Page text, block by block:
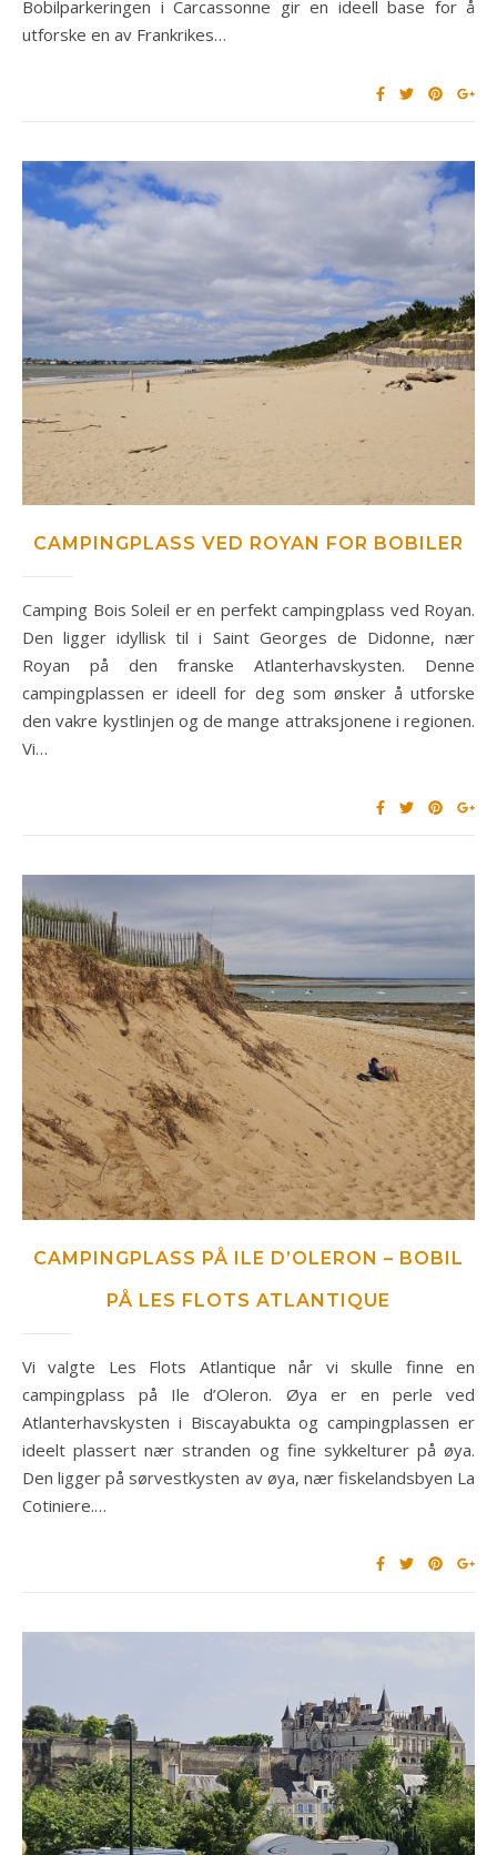
Bobilparkeringen i Carcassonne gir en ideell base for å
utforske en av Frankrikes…
CAMPINGPLASS VED ROYAN FOR BOBILER
Camping Bois Soleil er en perfekt campingplass ved Royan.
Den ligger idyllisk til i Saint Georges de Didonne, nær
Royan på den franske Atlanterhavskysten. Denne
campingplassen er ideell for deg som ønsker å utforske
den vakre kystlinjen og de mange attraksjonene i regionen.
Vi…
CAMPINGPLASS PÅ ILE D’OLERON – BOBIL
PÅ LES FLOTS ATLANTIQUE
Vi valgte Les Flots Atlantique når vi skulle finne en
campingplass på Ile d’Oleron. Øya er en perle ved
Atlanterhavskysten i Biscayabukta og campingplassen er
ideelt plassert nær stranden og fine sykkelturer på øya.
Den ligger på sørvestkysten av øya, nær fiskelandsbyen La
Cotiniere.…